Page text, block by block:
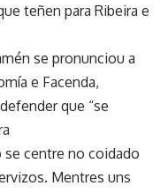
teñen para Ribeira e
se pronunciou a
e Facenda,
que “se
centre no coidado
Mentres uns